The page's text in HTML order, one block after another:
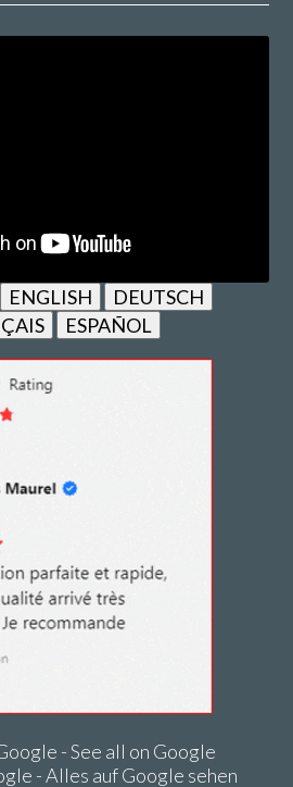
ENGLISH
DEUTSCH
ESPAÑOL
- See all on Google
- Alles auf Google sehen